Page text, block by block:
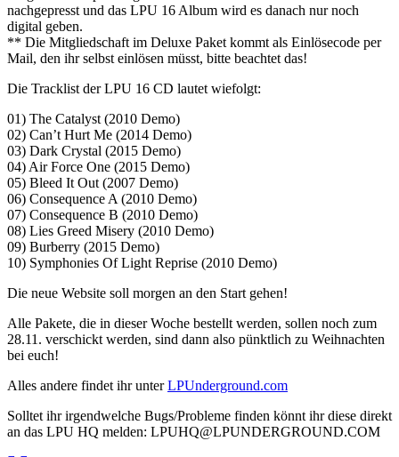
nachgepresst und das LPU 16 Album wird es danach nur noch
digital geben.
** Die Mitgliedschaft im Deluxe Paket kommt als Einlösecode per
Mail, den ihr selbst einlösen müsst, bitte beachtet das!
Die Tracklist der LPU 16 CD lautet wiefolgt:
01) The Catalyst (2010 Demo)
02) Can’t Hurt Me (2014 Demo)
03) Dark Crystal (2015 Demo)
04) Air Force One (2015 Demo)
05) Bleed It Out (2007 Demo)
06) Consequence A (2010 Demo)
07) Consequence B (2010 Demo)
08) Lies Greed Misery (2010 Demo)
09) Burberry (2015 Demo)
10) Symphonies Of Light Reprise (2010 Demo)
Die neue Website soll morgen an den Start gehen!
Alle Pakete, die in dieser Woche bestellt werden, sollen noch zum
28.11. verschickt werden, sind dann also pünktlich zu Weihnachten
bei euch!
Alles andere findet ihr unterLPUnderground.com
Solltet ihr irgendwelche Bugs/Probleme finden könnt ihr diese direkt
an das LPU HQ melden: LPUHQ@LPUNDERGROUND.COM